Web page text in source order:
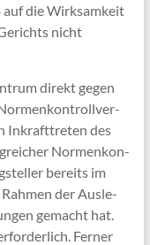
auf die Wirk­sam­keit
nicht
direkt gegen
Nor­men­kon­troll­ver­
Inkraft­tre­ten des
Nor­men­kon­
bereits im
der Aus­le­
gemacht hat.
Fer­ner